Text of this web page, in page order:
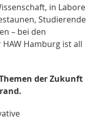
in Labore
Studierende
– bei den
Hamburg ist all
der Zukunft